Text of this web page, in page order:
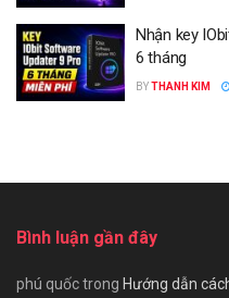
Nhận key
6 tháng
BYTHANH KIM
Bình luận gần đây
phú quốctrong Hướng dẫn